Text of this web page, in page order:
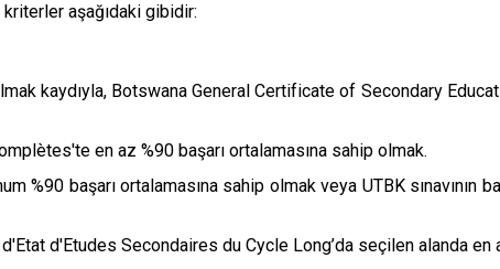
aşağıdaki gibidir:
kaydıyla, Botswana General Certificate of Secondary
en az %90 başarı ortalamasına sahip olmak.
%90 başarı ortalamasına sahip olmak veya UTBK sınavının
d'Etudes Secondaires du Cycle Long’da seçilen alanda en